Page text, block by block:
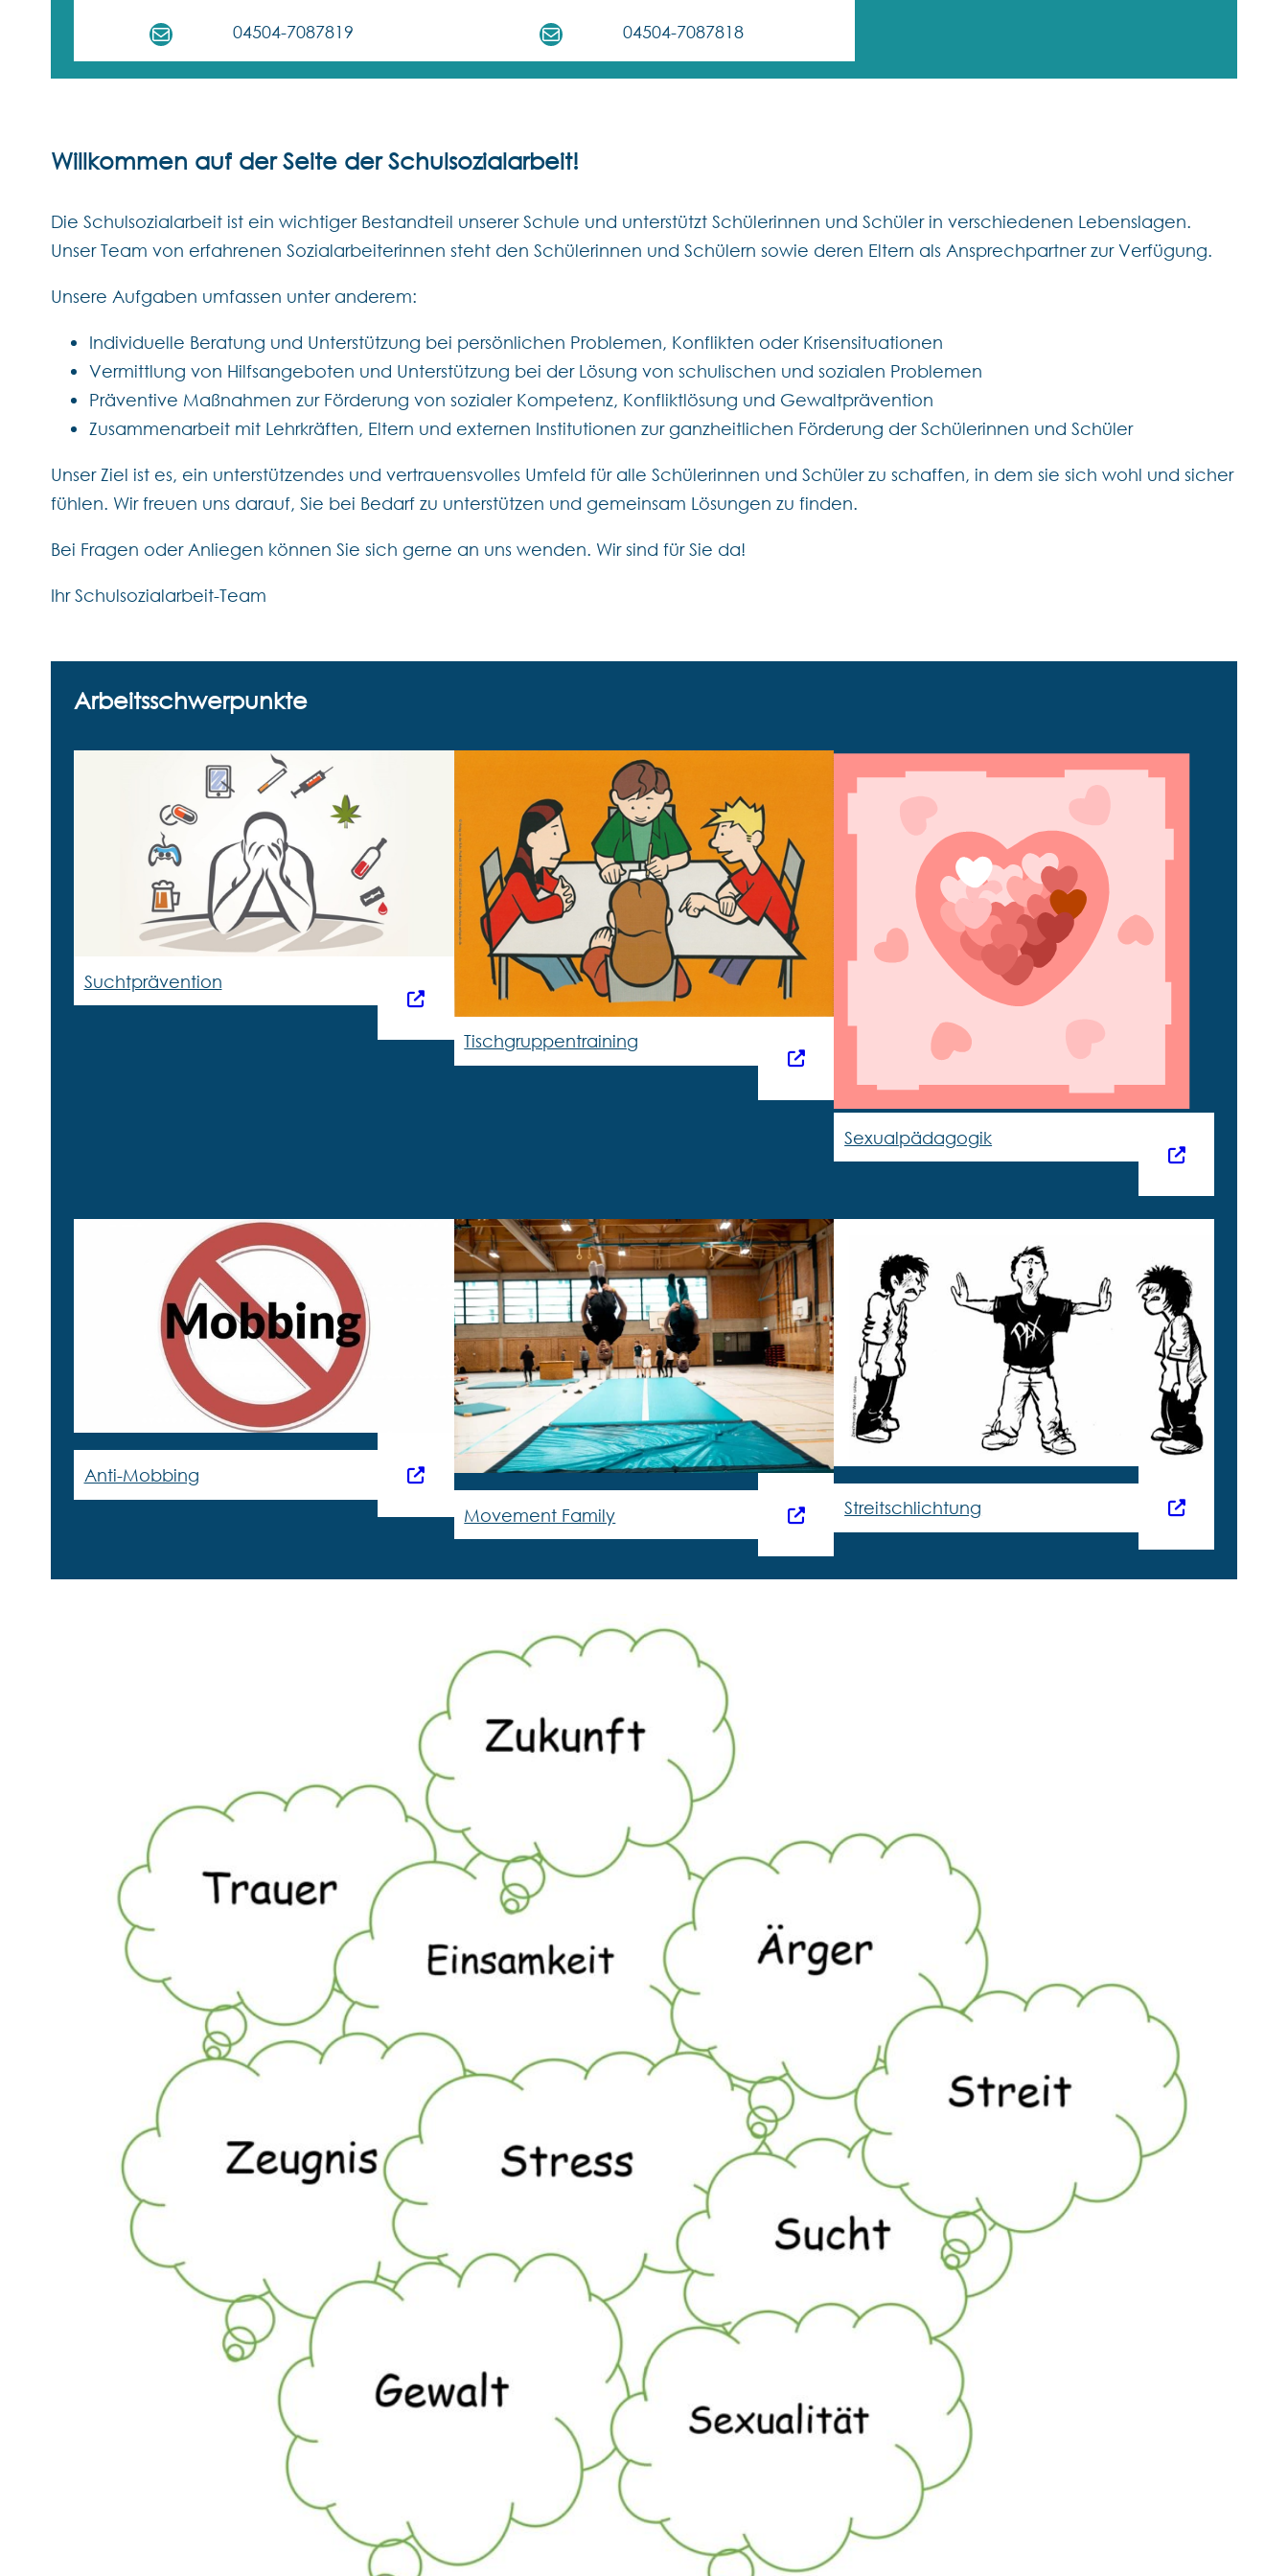
E-Mail 04504-7087819 E-Mail 04504-7087818
Willkommen auf der Seite der Schulsozialarbeit!
Die Schulsozialarbeit ist ein wichtiger Bestandteil unserer Schule und unterstützt Schülerinnen und Schüler in verschiedenen Lebenslagen.
Unser Team von erfahrenen Sozialarbeiterinnen steht den Schülerinnen und Schülern sowie deren Eltern als Ansprechpartner zur Verfügung.
Unsere Aufgaben umfassen unter anderem:
Individuelle Beratung und Unterstützung bei persönlichen Problemen, Konflikten oder Krisensituationen
Vermittlung von Hilfsangeboten und Unterstützung bei der Lösung von schulischen und sozialen Problemen
Präventive Maßnahmen zur Förderung von sozialer Kompetenz, Konfliktlösung und Gewaltprävention
Zusammenarbeit mit Lehrkräften, Eltern und externen Institutionen zur ganzheitlichen Förderung der Schülerinnen und Schüler
Unser Ziel ist es, ein unterstützendes und vertrauensvolles Umfeld für alle Schülerinnen und Schüler zu schaffen, in dem sie sich wohl und sicher
fühlen. Wir freuen uns darauf, Sie bei Bedarf zu unterstützen und gemeinsam Lösungen zu finden.
Bei Fragen oder Anliegen können Sie sich gerne an uns wenden. Wir sind für Sie da!
Ihr Schulsozialarbeit-Team
Arbeitsschwerpunkte
Suchtprävention
Tischgruppentraining
Sexualpädagogik
Anti-Mobbing
Movement Family
Streitschlichtung